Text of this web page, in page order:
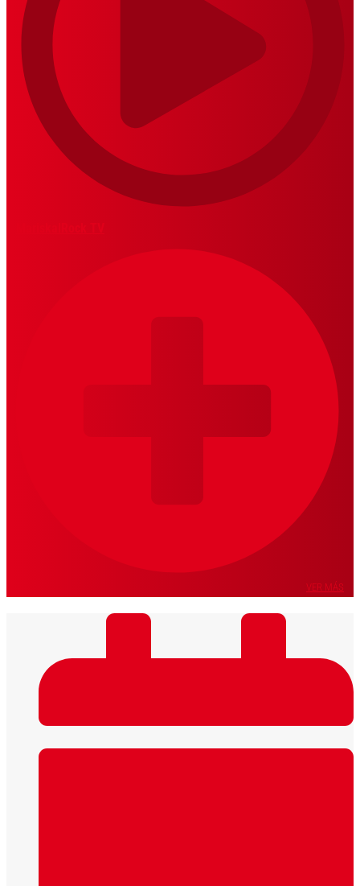
VER MÁS